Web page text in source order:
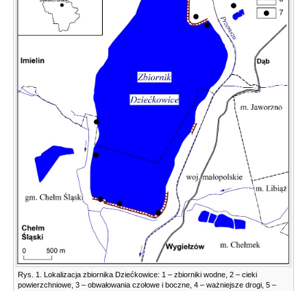
Rys. 1. Lokalizacja zbiornika Dziećkowice: 1 – zbiorniki wodne, 2 – cieki
powierzchniowe, 3 – obwałowania czołowe i boczne, 4 – ważniejsze drogi, 5 –